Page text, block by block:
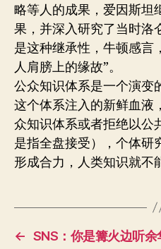
略等人的成果，爱因斯坦
果，并深入研究了当时洛
是这种继承性，牛顿感言
人肩膀上的缘故”。
公众知识体系是一个演变
这个体系注入的新鲜血液
众知识体系或者拒绝以公
是指全盘接受），个体研
形成合力，人类知识就不
← SNS：你是篝火边听